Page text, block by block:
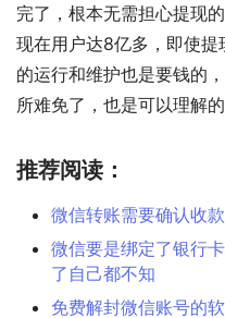
完了，根本无需担心提现
现在用户达8亿多，即使
的运行和维护也是要钱的
所难免了，也是可以理解的
推荐阅读：
微信转账需要确认收
微信要是绑定了银行
了自己都不知
免费解封微信账号的